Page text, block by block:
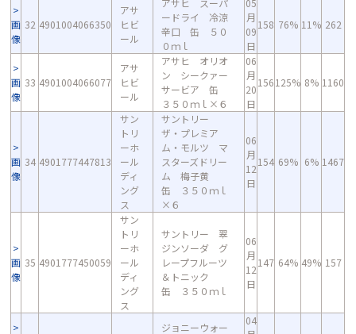
画
像
32 4901004066350
アサ
ヒビ
ール
アサヒ スーパ
ードライ 冷涼
辛口 缶 ５０
０ｍｌ
05
月
09
日
158 76% 11% 262
画
像
33 4901004066077
アサ
ヒビ
ール
アサヒ オリオ
ン シークァー
サービア 缶
３５０ｍｌ×６
06
月
20
日
156125% 8% 1160
画
像
34 4901777447813
サン
トリ
ーホ
ール
ディ
ング
ス
サントリー
ザ・プレミア
ム・モルツ マ
スターズドリー
ム 梅子黄
缶 ３５０ｍｌ
×６
06
月
12
日
154 69% 6% 1467
画
像
35 4901777450059
サン
トリ
ーホ
ール
ディ
ング
ス
サントリー 翠
ジンソーダ グ
レープフルーツ
＆トニック
缶 ３５０ｍｌ
06
月
12
日
147 64% 49% 157
ジョニーウォー
04